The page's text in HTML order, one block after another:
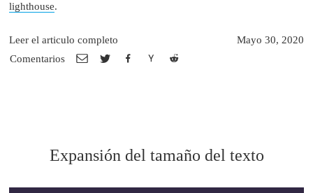
lighthouse.
Comentarios
Leer el articulo completo Mayo 30, 2020
Expansión del tamaño del texto